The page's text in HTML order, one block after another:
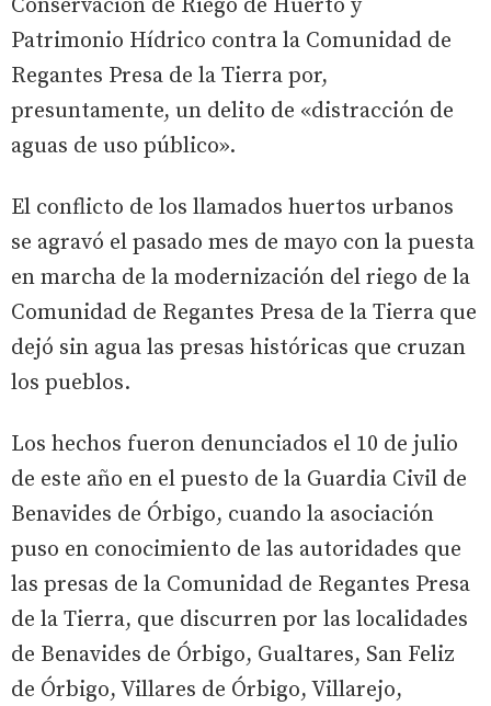
Conservación de Riego de Huerto y
Patrimonio Hídrico contra la Comunidad de
Regantes Presa de la Tierra por,
presuntamente, un delito de «distracción de
aguas de uso público».
El conflicto de los llamados huertos urbanos
se agravó el pasado mes de mayo con la puesta
en marcha de la modernización del riego de la
Comunidad de Regantes Presa de la Tierra que
dejó sin agua las presas históricas que cruzan
los pueblos.
Los hechos fueron denunciados el 10 de julio
de este año en el puesto de la Guardia Civil de
Benavides de Órbigo, cuando la asociación
puso en conocimiento de las autoridades que
las presas de la Comunidad de Regantes Presa
de la Tierra, que discurren por las localidades
de Benavides de Órbigo, Gualtares, San Feliz
de Órbigo, Villares de Órbigo, Villarejo,